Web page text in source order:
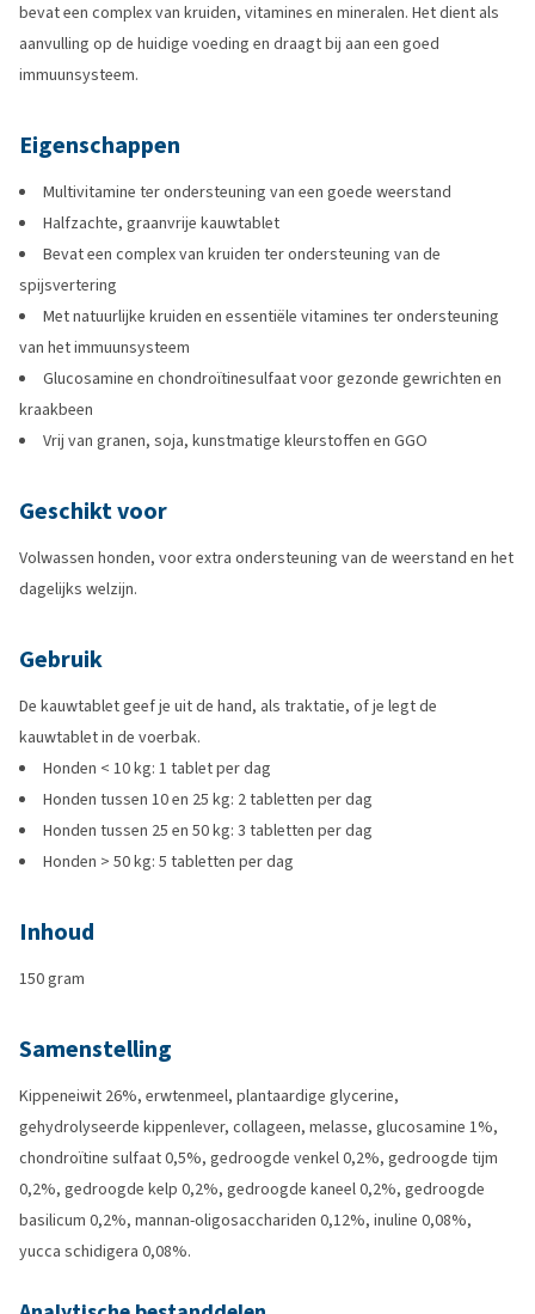
bevat een complex van kruiden, vitamines en mineralen. Het dient als
aanvulling op de huidige voeding en draagt bij aan een goed
immuunsysteem.
Eigenschappen
Multivitamine ter ondersteuning van een goede weerstand
Halfzachte, graanvrije kauwtablet
Bevat een complex van kruiden ter ondersteuning van de
spijsvertering
Met natuurlijke kruiden en essentiële vitamines ter ondersteuning
van het immuunsysteem
Glucosamine en chondroïtinesulfaat voor gezonde gewrichten en
kraakbeen
Vrij van granen, soja, kunstmatige kleurstoffen en GGO
Geschikt voor
Volwassen honden, voor extra ondersteuning van de weerstand en het
dagelijks welzijn.
Gebruik
De kauwtablet geef je uit de hand, als traktatie, of je legt de
kauwtablet in de voerbak.
Honden < 10 kg: 1 tablet per dag
Honden tussen 10 en 25 kg: 2 tabletten per dag
Honden tussen 25 en 50 kg: 3 tabletten per dag
Honden > 50 kg: 5 tabletten per dag
Inhoud
150 gram
Samenstelling
Kippeneiwit 26%, erwtenmeel, plantaardige glycerine,
gehydrolyseerde kippenlever, collageen, melasse, glucosamine 1%,
chondroïtine sulfaat 0,5%, gedroogde venkel 0,2%, gedroogde tijm
0,2%, gedroogde kelp 0,2%, gedroogde kaneel 0,2%, gedroogde
basilicum 0,2%, mannan-oligosacchariden 0,12%, inuline 0,08%,
yucca schidigera 0,08%.